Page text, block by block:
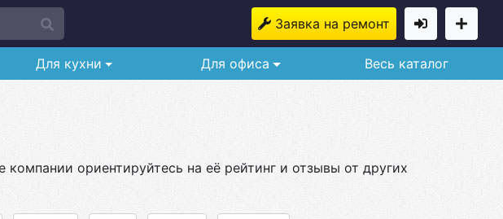
Заявка на ремонт
Для кухни Для офиса Весь каталог
ориентируйтесь на её рейтинг и отзывы от других